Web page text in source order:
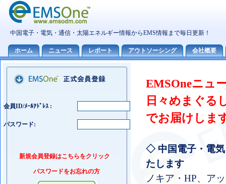
会員ID/ﾒｰﾙｱﾄﾞﾚｽ :
パスワード:
新規会員登録はこちらをクリック
パスワードをお忘れの方
EMSOneニュ
日々めまぐる
でお届けしま
◇ 中国電子・電気
たします
ノキア・HP、ア